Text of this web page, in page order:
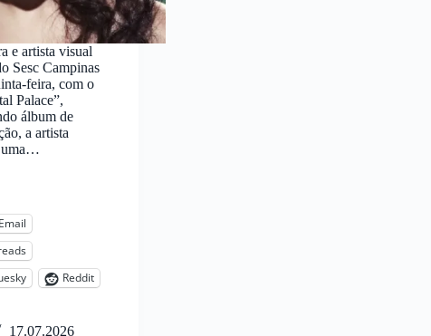
e artista visual
Sesc Campinas
feira, com o
Palace”,
álbum de
a artista
uma…
Email
Reddit
17.07.2026